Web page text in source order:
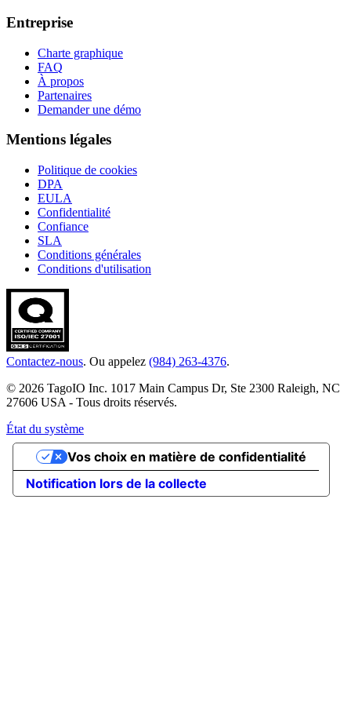
Entreprise
Charte graphique
FAQ
À propos
Partenaires
Demander une démo
Mentions légales
Politique de cookies
DPA
EULA
Confidentialité
Confiance
SLA
Conditions générales
Conditions d'utilisation
Contactez-nous. Ou appelez (984) 263-4376.
© 2026 TagoIO Inc. 1017 Main Campus Dr, Ste 2300 Raleigh, NC
27606 USA - Tous droits réservés.
État du système
Notification lors de la collecte
Vos choix en matière de confidentialité